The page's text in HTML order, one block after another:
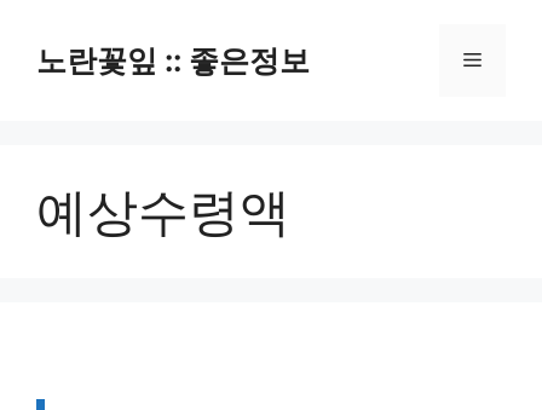
노란꽃잎 :: 좋은정보 메
예상수령액